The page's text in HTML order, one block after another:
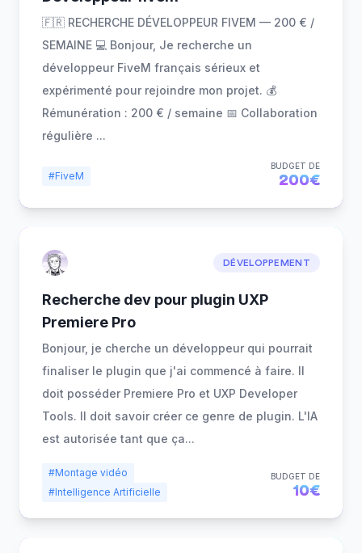
🇫🇷 RECHERCHE DÉVELOPPEUR FIVEM — 200 € /
SEMAINE 💻 Bonjour, Je recherche un
développeur FiveM français sérieux et
expérimenté pour rejoindre mon projet. 💰
Rémunération : 200 € / semaine 📅 Collaboration
régulière ...
#FiveM
BUDGET DE
200€
DÉVELOPPEMENT
Recherche dev pour plugin UXP
Premiere Pro
Bonjour, je cherche un développeur qui pourrait
finaliser le plugin que j'ai commencé à faire. Il
doit posséder Premiere Pro et UXP Developer
Tools. Il doit savoir créer ce genre de plugin. L'IA
est autorisée tant que ça...
#Montage vidéo
#Intelligence Artificielle
BUDGET DE
10€